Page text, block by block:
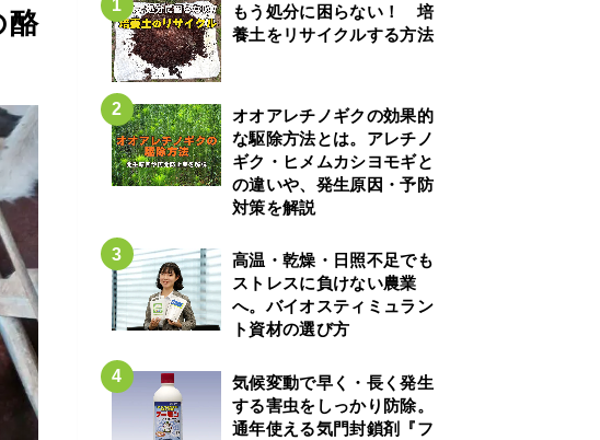
酪
もう処分に困らない！ 培
養土をリサイクルする方法
オオアレチノギクの効果的
な駆除方法とは。アレチノ
ギク・ヒメムカシヨモギと
の違いや、発生原因・予防
対策を解説
高温・乾燥・日照不足でも
ストレスに負けない農業
へ。バイオスティミュラン
ト資材の選び方
気候変動で早く・長く発生
する害虫をしっかり防除。
通年使える気門封鎖剤『フ